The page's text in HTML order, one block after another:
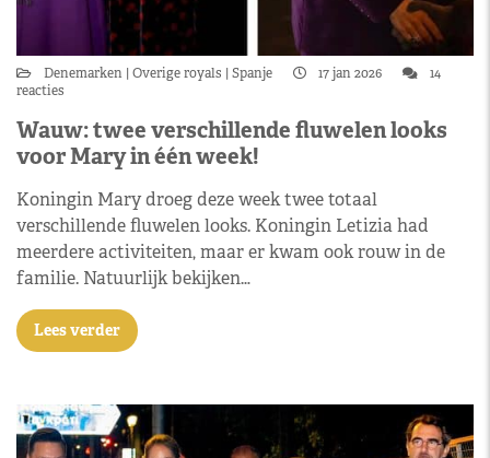
Denemarken Overige royals Spanje 17 jan 2026
14
reacties
Wauw: twee verschillende fluwelen looks
voor Mary in één week!
Koningin Mary droeg deze week twee totaal
verschillende fluwelen looks. Koningin Letizia had
meerdere activiteiten, maar er kwam ook rouw in de
familie. Natuurlijk bekijken…
Lees verder